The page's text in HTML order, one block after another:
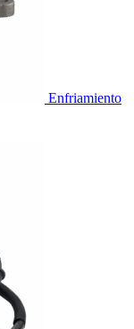
Enfriamiento